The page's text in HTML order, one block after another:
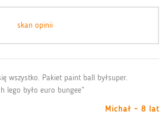
skan opinii
wszystko. Pakiet paint ball byłsuper.
lego było euro bungee”
Michał - 8 lat